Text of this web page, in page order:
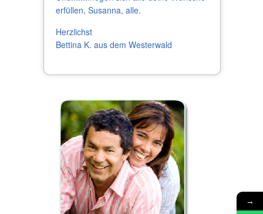
erfüllen, Susanna, alle.
Herzlichst
Bettina K. aus dem Westerwald
→